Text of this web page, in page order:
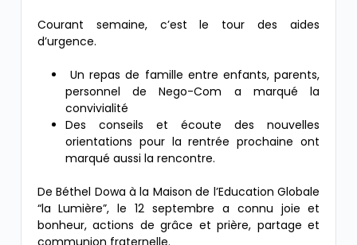
Courant semaine, c’est le tour des aides
d’urgence.
Un repas de famille entre enfants, parents,
personnel de Nego-Com a marqué la
convivialité
Des conseils et écoute des nouvelles
orientations pour la rentrée prochaine ont
marqué aussi la rencontre.
De Béthel Dowa à la Maison de l’Education Globale
“la Lumière”, le 12 septembre a connu joie et
bonheur, actions de grâce et prière, partage et
communion fraternelle.